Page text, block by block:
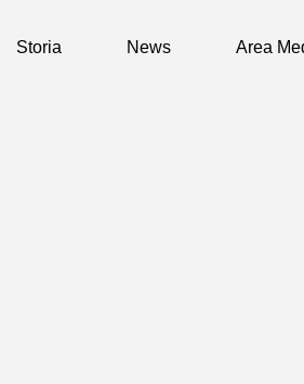
Storia News Area